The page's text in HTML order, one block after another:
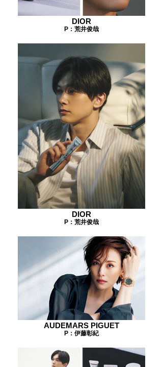
DIOR
P：荒井俊哉
DIOR
P：荒井俊哉
AUDEMARS PIGUET
P：伊藤彰紀